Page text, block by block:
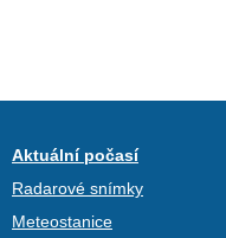
Aktuální počasí
Radarové snímky
Meteostanice